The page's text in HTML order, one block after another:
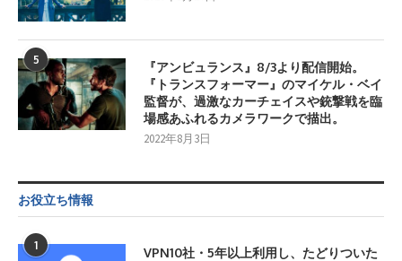
5
『アンビュランス』8/3より配信開始。
『トランスフォーマー』のマイケル・ベイ
監督が、過激なカーチェイスや銃撃戦を臨
場感あふれるカメラワークで描出。
2022年8月3日
お役立ち情報
1
VPN10社・5年以上利用し、たどりついた